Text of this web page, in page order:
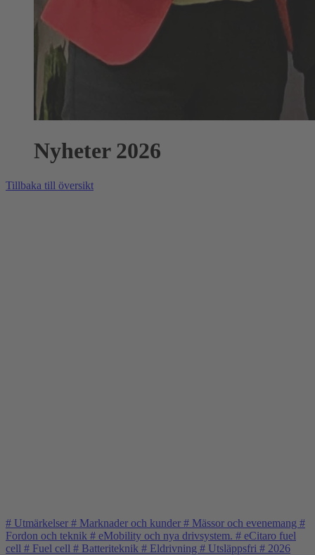
Nyheter 2026
Tillbaka till översikt
# Utmärkelser # Marknader och kunder # Mässor och evenemang #
Fordon och teknik # eMobility och nya drivsystem. # eCitaro fuel
cell # Fuel cell # Batteriteknik # Eldrivning # Utsläppsfri # 2026